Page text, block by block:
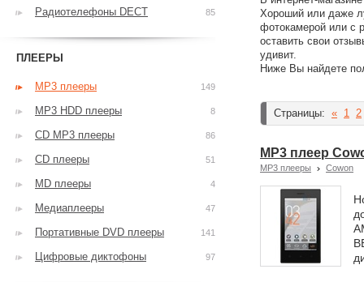
Хороший или даже
фотокамерой или с
оставить свои
удивит.
Ниже Вы найдете
Страницы: « 1 2
MP3 плеер
MP3 плееры Cowon
Радиотелефоны DECT 85
ПЛЕЕРЫ
MP3 плееры 149
MP3 HDD плееры 8
CD MP3 плееры 86
CD плееры 51
MD плееры 4
Медиаплееры 47
Портативные DVD плееры 141
Цифровые диктофоны 97